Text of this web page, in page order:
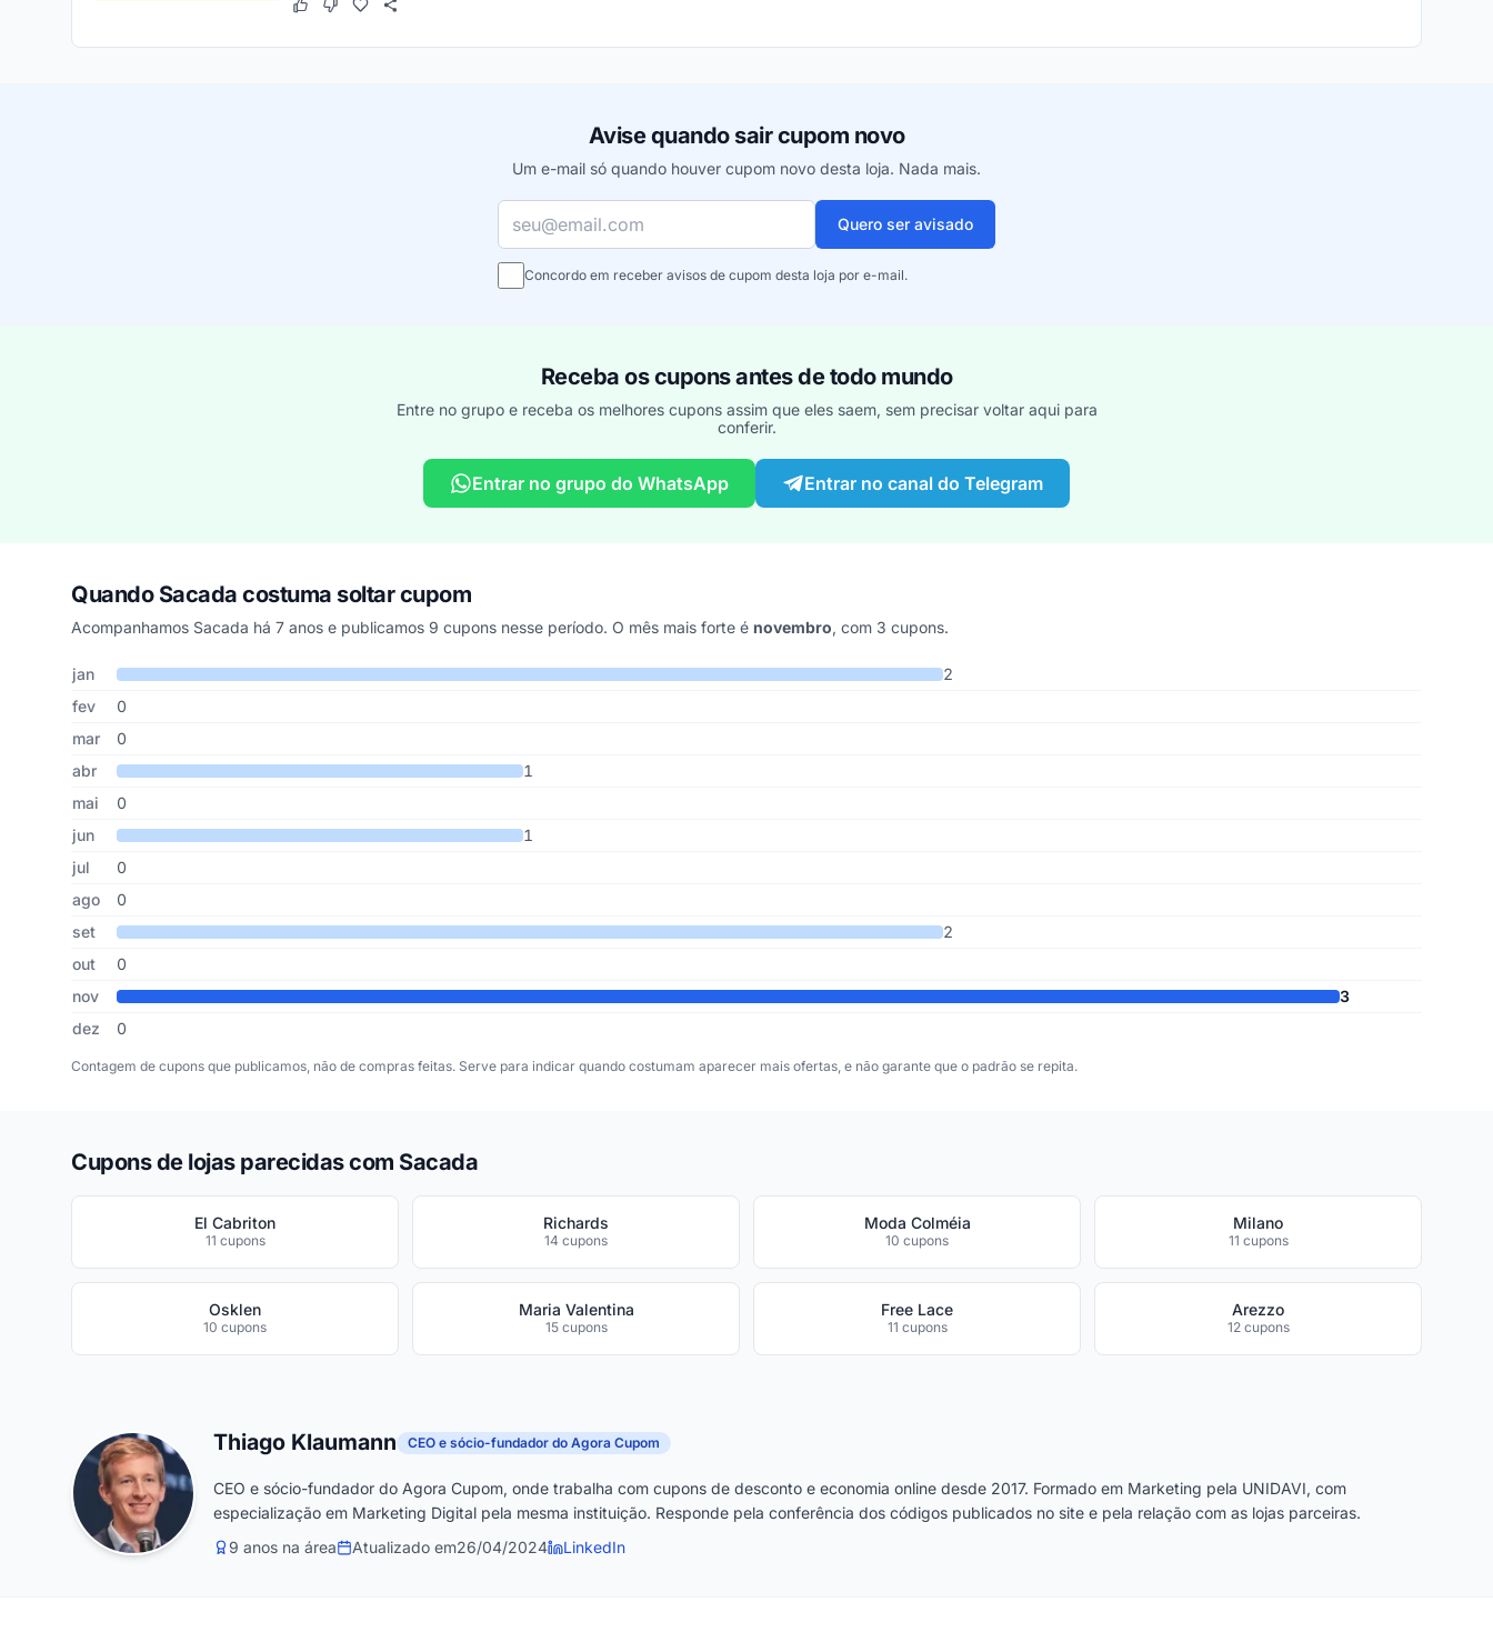
Este cupom funcionou
Este cupom não funcionou
Avise quando sair cupom novo
Um e-mail só quando houver cupom novo desta loja. Nada mais.
Quero ser avisado
Concordo em receber avisos de cupom desta loja por e-mail.
Receba os cupons antes de todo mundo
Entre no grupo e receba os melhores cupons assim que eles saem, sem precisar voltar aqui para
conferir.
Entrar no grupo do WhatsApp Entrar no canal do Telegram
Quando Sacada costuma soltar cupom
Acompanhamos Sacada há 7 anos e publicamos 9 cupons nesse período. O mês mais forte é novembro, com 3 cupons.
Cupons de Sacada publicados por mês, somando os últimos 7 anos
Mês Cupons publicadosDesconto médio
jan
2
fev
0
mar
0
abr
1
mai
0
jun
1
jul
0
ago
0
set
2
out
0
nov
3
dez
0
Contagem de cupons que publicamos, não de compras feitas. Serve para indicar quando costumam aparecer mais ofertas, e não garante que o padrão se repita.
Cupons de lojas parecidas com Sacada
El Cabriton
11 cupons
Richards
14 cupons
Moda Colméia
10 cupons
Milano
11 cupons
Osklen
10 cupons
Maria Valentina
15 cupons
Free Lace
11 cupons
Arezzo
12 cupons
Thiago Klaumann CEO e sócio-fundador do Agora Cupom
CEO e sócio-fundador do Agora Cupom, onde trabalha com cupons de desconto e economia online desde 2017. Formado em Marketing pela UNIDAVI, com
especialização em Marketing Digital pela mesma instituição. Responde pela conferência dos códigos publicados no site e pela relação com as lojas parceiras.
9 anos na área
Atualizado em26/04/2024 LinkedIn